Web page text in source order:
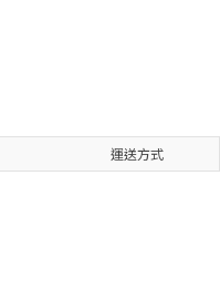
運送方式